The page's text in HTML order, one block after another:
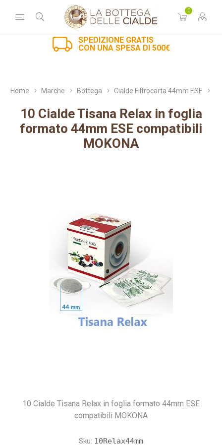
0
SPEDIZIONE GRATIS
CON UNA SPESA DI 500€
Home Marche Bottega Cialde Filtrocarta 44mm ESE
10 Cialde Tisana Relax in foglia
formato 44mm ESE compatibili
MOKONA
10 Cialde Tisana Relax in foglia formato 44mm ESE
compatibili MOKONA
Sku: 10Relax44mm